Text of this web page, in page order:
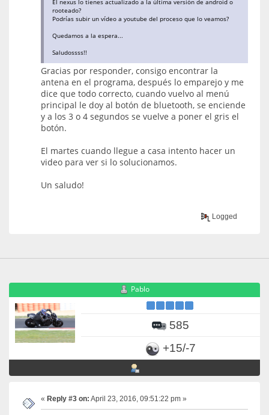
El nexus lo tienes actualizado a la última versión de android o
rooteado?
Podrías subir un vídeo a youtube del proceso que lo veamos?
Quedamos a la espera...
Saludossss!!
Gracias por responder, consigo encontrar la
antena en el programa, después lo emparejo y me
dice que todo correcto, cuando vuelvo al menú
principal le doy al botón de bluetooth, se enciende
y a los 3 o 4 segundos se vuelve a poner el gris el
botón.
El martes cuando llegue a casa intento hacer un
video para ver si lo solucionamos.
Un saludo!
Logged
Pablo
585
+15/-7
« Reply #3 on: April 23, 2016, 09:51:22 pm »